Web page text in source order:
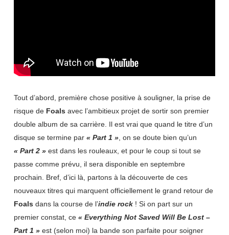
Tout d’abord, première chose positive à souligner, la prise de
risque de Foals avec l’ambitieux projet de sortir son premier
double album de sa carrière. Il est vrai que quand le titre d’un
disque se termine par « Part 1 », on se doute bien qu’un
« Part 2 »est dans les rouleaux, et pour le coup si tout se
passe comme prévu, il sera disponible en septembre
prochain. Bref, d’ici là, partons à la découverte de ces
nouveaux titres qui marquent officiellement le grand retour de
Foals dans la course de l’indie rock! Si on part sur un
premier constat, ce « Everything Not Saved Will Be Lost –
Part 1 »est (selon moi) la bande son parfaite pour soigner